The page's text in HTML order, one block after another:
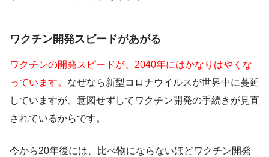
ワクチン開発スピードがあがる
ワクチンの開発スピードが、2040年にはかなりはやくな
っています。 なぜなら新型コロナウイルスが世界中に蔓延
していますが、意図せずしてワクチン開発の手続きが見直
されているからです。
今から20年後には、比べ物にならないほどワクチン開発